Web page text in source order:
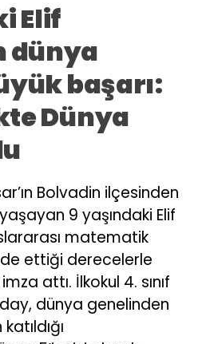
Elif
dünya
başarı:
Dünya
Bolvadin ilçesinden
9 yaşındaki Elif
matematik
ettiği derecelerle
attı. İlkokul 4. sınıf
dünya genelinden